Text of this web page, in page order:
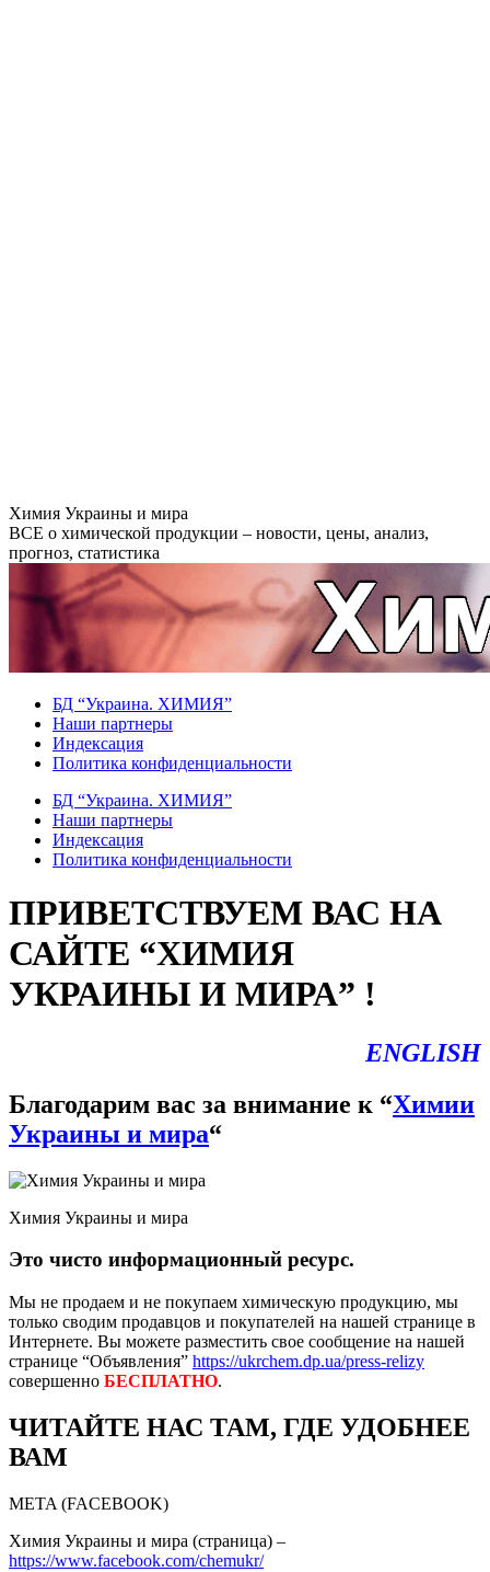
Перейти
к
содержанию
Химия Украины и мира
ВСЕ о химической продукции – новости, цены, анализ,
прогноз, статистика
БД “Украина. ХИМИЯ”
Наши партнеры
Индексация
Политика конфиденциальности
БД “Украина. ХИМИЯ”
Наши партнеры
Индексация
Политика конфиденциальности
ПРИВЕТСТВУЕМ ВАС НА
САЙТЕ “ХИМИЯ
УКРАИНЫ И МИРА” !
ENGLISH
Благодарим вас за внимание к “Химии
Украины и мира“
Химия Украины и мира
Это чисто информационный ресурс.
Мы не продаем и не покупаем химическую продукцию, мы
только сводим продавцов и покупателей на нашей странице в
Интернете. Вы можете разместить свое сообщение на нашей
странице “Объявления” https://ukrchem.dp.ua/press-relizy
совершенно БЕСПЛАТНО.
ЧИТАЙТЕ НАС ТАМ, ГДЕ УДОБНЕЕ
ВАМ
META (FACEBOOK)
Химия Украины и мира (страница) –
https://www.facebook.com/chemukr/